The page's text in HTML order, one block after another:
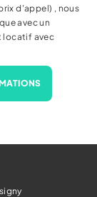
d'appel) , nous
avec un
locatif avec